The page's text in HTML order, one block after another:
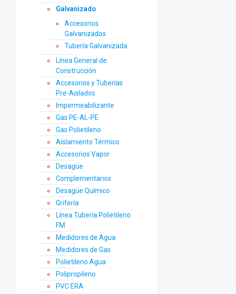
Galvanizado
Accesorios
Galvanizados
Tubería Galvanizada
Línea General de
Construcción
Accesorios y Tuberías
Pre-Aislados
Impermeabilizante
Gas PE-AL-PE
Gas Polietileno
Aislamiento Térmico
Accesorios Vapor
Desagüe
Complementarios
Desagüe Químico
Grifería
Línea Tubería Polietileno
FM
Medidores de Agua
Medidores de Gas
Polietileno Agua
Polipropileno
PVC ERA